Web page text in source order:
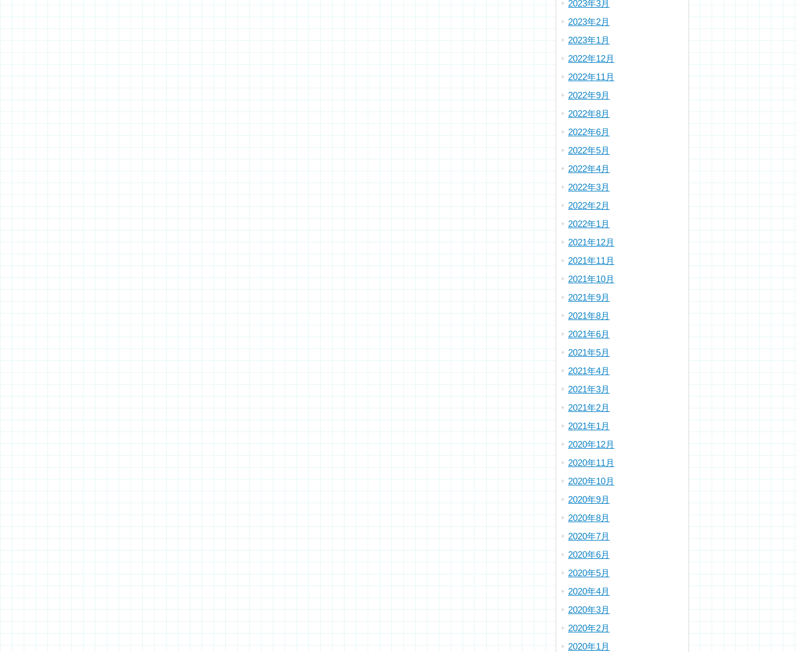
2023年3月
2023年2月
2023年1月
2022年12月
2022年11月
2022年9月
2022年8月
2022年6月
2022年5月
2022年4月
2022年3月
2022年2月
2022年1月
2021年12月
2021年11月
2021年10月
2021年9月
2021年8月
2021年6月
2021年5月
2021年4月
2021年3月
2021年2月
2021年1月
2020年12月
2020年11月
2020年10月
2020年9月
2020年8月
2020年7月
2020年6月
2020年5月
2020年4月
2020年3月
2020年2月
2020年1月